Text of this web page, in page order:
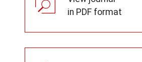
in PDF format